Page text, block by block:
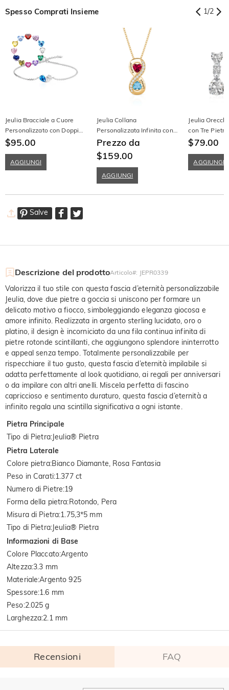
Spesso Comprati Insieme 1/2
Jeulia Bracciale a Cuore
Personalizzato con Doppio
a Taglio Pera e Pietra di
$95.00
AGGIUNGI
Jeulia Collana
Personalizzata Infinita con
Due Cuori Incisi e Pietra di
Nascita
Prezzo da
$159.00
AGGIUNGI
Jeulia
con Tre
Argento
$79.00
AGGIUNGI
Salve
Descrizione del prodottoArticolo#: JEPR0339
Valorizza il tuo stile con questa fascia d’eternità personalizzabile
Jeulia, dove due pietre a goccia si uniscono per formare un
delicato motivo a fiocco, simboleggiando eleganza giocosa e
amore infinito. Realizzata in argento sterling lucidato, oro o
platino, il design è incorniciato da una fila continua infinita di
pietre rotonde scintillanti, che aggiungono splendore ininterrotto
e appeal senza tempo. Totalmente personalizzabile per
rispecchiare il tuo gusto, questa fascia d’eternità impilabile si
adatta perfettamente al look quotidiano, ai regali per anniversari
o da impilare con altri anelli. Miscela perfetta di fascino
capriccioso e sentimento duraturo, questa fascia d’eternità a
infinito regala una scintilla significativa a ogni istante.
Pietra Principale
Tipo di Pietra:Jeulia® Pietra
Pietra Laterale
Colore pietra:Bianco Diamante, Rosa Fantasia
Peso in Carati:1.377 ct
Numero di Pietre:19
Forma della pietra:Rotondo, Pera
Misura di Pietra:1.75,3*5 mm
Tipo di Pietra:Jeulia® Pietra
Informazioni di Base
Colore Placcato:Argento
Altezza:3.3 mm
Materiale:Argento 925
Spessore:1.6 mm
Peso:2.025 g
Larghezza:2.1 mm
Recensioni FAQ